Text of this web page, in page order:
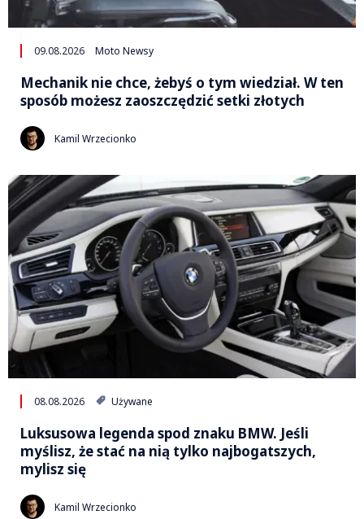
09.08.2026 Moto Newsy
Mechanik nie chce, żebyś o tym wiedział. W ten
sposób możesz zaoszczędzić setki złotych
Kamil Wrzecionko
08.08.2026 Używane
Luksusowa legenda spod znaku BMW. Jeśli
myślisz, że stać na nią tylko najbogatszych,
mylisz się
Kamil Wrzecionko